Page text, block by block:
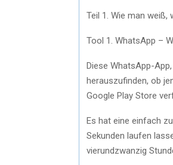
Teil 1. Wie man
Tool 1. WhatsApp –
Diese WhatsApp-
herauszufinden, ob
Google Play Store
Es hat eine einfach
Sekunden laufen
vierundzwanzig